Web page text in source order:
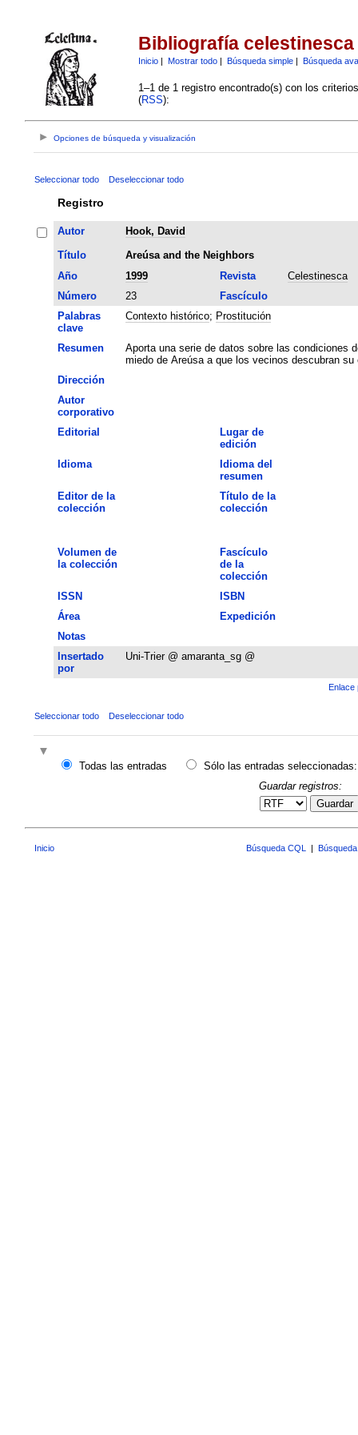
Bibliografía celestinesca
Inicio| Mostrar todo| Búsqueda simple| Búsqueda
1–1 de 1 registro encontrado(s) con los
(RSS):
Opciones de búsqueda y visualización
Seleccionar todo Deseleccionar todo
Registro
Autor
Hook, David
Título
Areúsa and the Neighbors
Año
1999 Revista
Celestinesca
Número
23
Fascículo
Palabras
clave
Contexto histórico; Prostitución
Resumen
Aporta una serie de datos sobre las condiciones
miedo de Areúsa a que los vecinos descubran su
Dirección
Autor
corporativo
Editorial
Lugar de
edición
Idioma
Idioma del
resumen
Editor de la
colección
Título de la
colección
Volumen de
la colección
Fascículo
de la
colección
ISSN
ISBN
Área
Expedición
Notas
Insertado
por
Uni-Trier @ amaranta_sg @
Enlace
Seleccionar todo Deseleccionar todo
Todas las entradas
Sólo las entradas seleccionadas:
Guardar registros:
Guardar
Inicio Búsqueda CQL